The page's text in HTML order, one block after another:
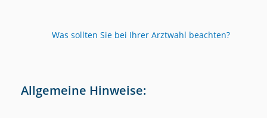
Was sollten Sie bei Ihrer Arztwahl beachten?
Allgemeine Hinweise: